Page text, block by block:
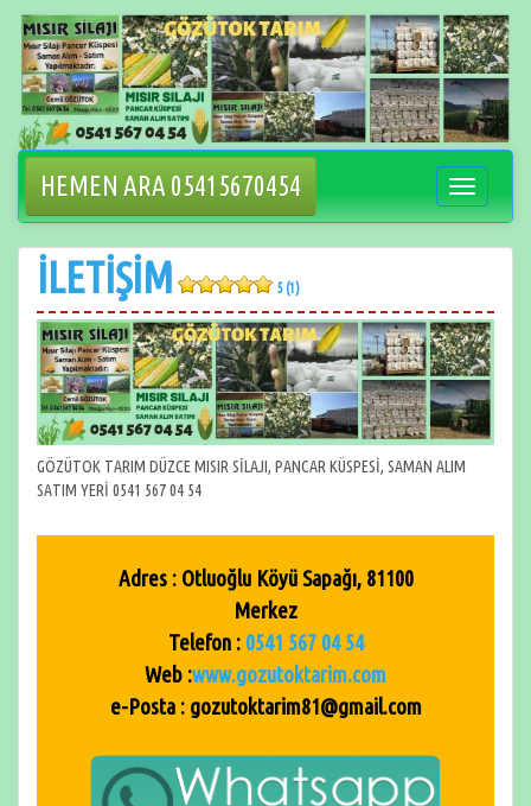
İçeriğe
geçin
HEMEN ARA 05415670454
değiştir
İLETİŞİM 5 (1)
GÖZÜTOK TARIM DÜZCE MISIR SİLAJI, PANCAR KÜSPESİ, SAMAN ALIM
SATIM YERİ 0541 567 04 54
Adres : Otluoğlu Köyü Sapağı, 81100
Merkez
Telefon : 0541 567 04 54
Web :www.gozutoktarim.com
e-Posta : gozutoktarim81@gmail.com